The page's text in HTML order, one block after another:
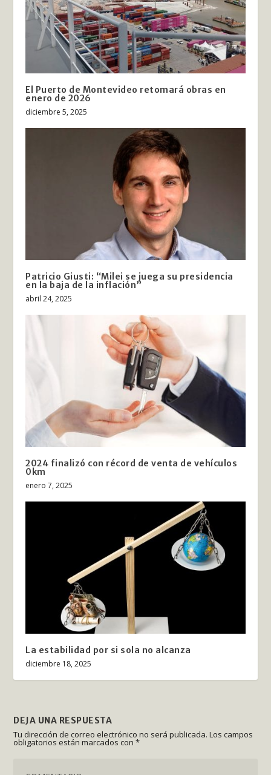
El Puerto de Montevideo retomará obras en
enero de 2026
diciembre 5, 2025
Patricio Giusti: “Milei se juega su presidencia
en la baja de la inflación”
abril 24, 2025
2024 finalizó con récord de venta de vehículos
0km
enero 7, 2025
La estabilidad por si sola no alcanza
diciembre 18, 2025
DEJA UNA RESPUESTA
Tu dirección de correo electrónico no será publicada. Los campos
obligatorios están marcados con*